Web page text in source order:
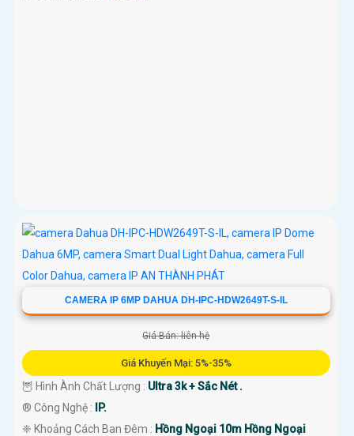
CAMERA IP 6MP DAHUA DH-IPC-HDW2649T-S-IL
Giá Bán: liên hệ
Giá Khuyến Mại: 5%-35%
🦉 Hình Ành Chất Lượng : Ultra 3k + Sắc Nét .
®️ Công Nghệ :
IP.
❈ Khoảng Cách Ban Đêm : Hồng Ngoại 10m Hồng Ngoại